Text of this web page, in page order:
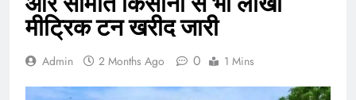
मीट्रिक टन खरीद जारी
Admin 2 Months Ago 0 1 Mins